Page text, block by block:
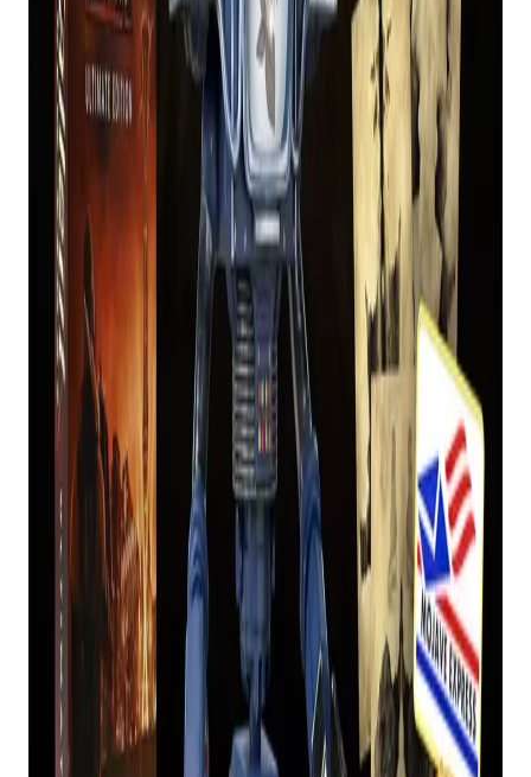
Recon, bem como alguns cartões de avaliação.
Tudo isso está contido em uma “caixa grande de
colecionador”.
Quer colocar as mãos no pacote? Ele está
disponível apenas para PC e custará £ 139,99 / $
154,99.
O QUE OS FÃS
ESTÃO DIZENDO?
Escusado será dizer que os fãs não estão muito
satisfeitos e por vários motivos.
Isso não está apenas muito longe da
remasterização que eles desejavam, não há nem
um pedaço de novo conteúdo do jogo aqui.
Depois, há o fato de que este pacote só permite a
compra da versão do jogo para PC.